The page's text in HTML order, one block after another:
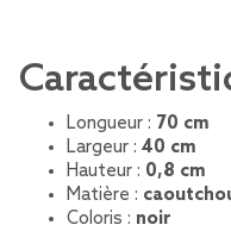
Longueur : 70 cm
Largeur : 40 cm
Hauteur : 0,8 cm
Matière :
Coloris : noir